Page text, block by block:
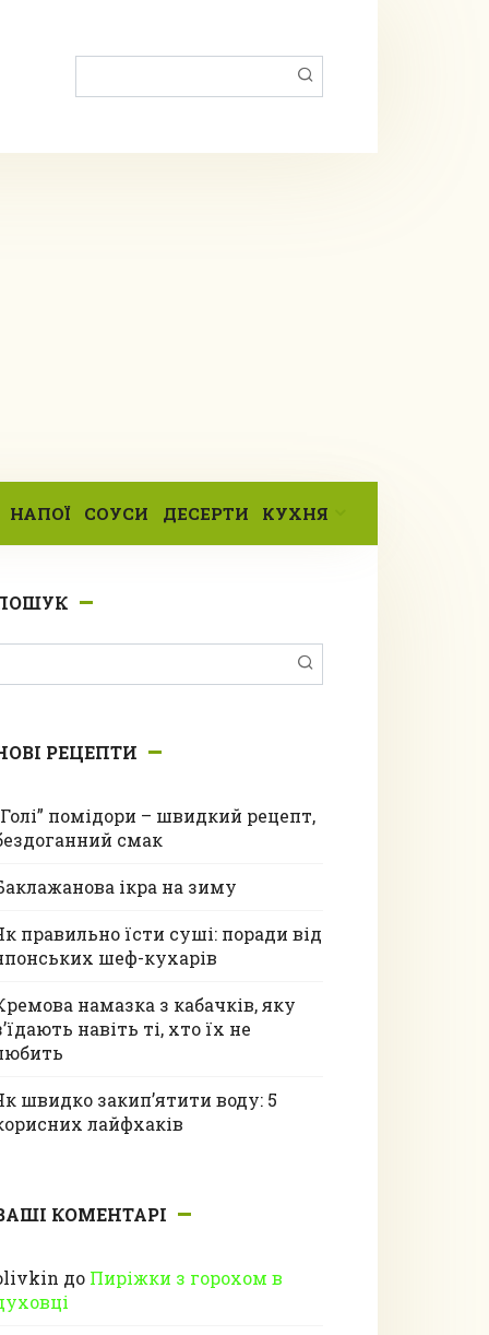
НАПОЇ СОУСИ ДЕСЕРТИ КУХНЯ
РЕЦЕПТИ
помідори – швидкий рецепт,
смак
ікра на зиму
правильно їсти суші: поради від
шеф-кухарів
намазка з кабачків, яку
навіть ті, хто їх не
швидко закип’ятити воду: 5
лайфхаків
КОМЕНТАРІ
до Пиріжки з горохом в